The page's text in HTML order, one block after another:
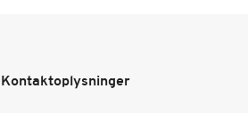
Kontaktoplysninger